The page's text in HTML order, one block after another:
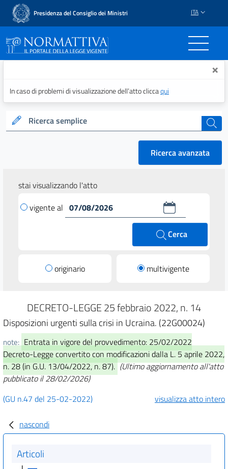
Presidenza del Consiglio dei Ministri ITA
Normattiva - Il portale ×
In caso di problemi di visualizzazione dell’atto cliccaqui
Ricerca semplice cerca
Ricerca avanzata
stai visualizzando l'atto
vigente al
Cerca
originario multivigente
DECRETO-LEGGE 25 febbraio 2022, n. 14
Disposizioni urgenti sulla crisi in Ucraina. (22G00024)
note: Entrata in vigore del provvedimento: 25/02/2022
Decreto-Legge convertito con modificazioni dalla L. 5 aprile 2022,
n. 28 (in G.U. 13/04/2022, n. 87). (Ultimo aggiornamento all'atto
pubblicato il 28/02/2026)
(GU n.47 del 25-02-2022)
visualizza atto intero
nascondi
Articoli